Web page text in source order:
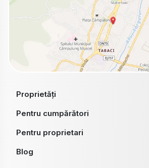
Proprietăți
Pentru cumpărători
Pentru proprietari
Blog